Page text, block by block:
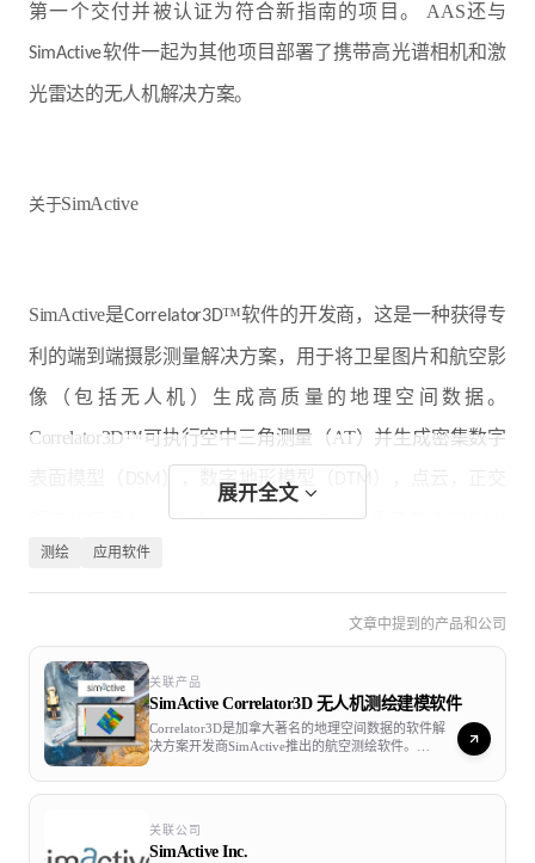
第一个交付并被认证为符合新指南的项目。 AAS还与
SimActive软件一起为其他项目部署了携带高光谱相机和激
光雷达的无人机解决方案。
关于SimActive
SimActive是Correlator3D™软件的开发商，这是一种获得专
利的端到端摄影测量解决方案，用于将卫星图片和航空影
像（包括无人机）生成高质量的地理空间数据。
Correlator3D™可执行空中三角测量（AT）并生成密集数字
），数字地形模型（
特征。Correlator3D™采用了先进的GPU
技术和多核CPU
和政府机构销售Correlator3D™，提供先进的摄影测量软
件。
展开全文
测绘 应用软件
文章中提到的产品和公司
关联产品
SimActive Correlator3D 无人机测绘建模软件
Correlator3D是加拿大著名的地理空间数据的软件解
决方案开发商SimActive推出的航空测绘软件。
和数字地形模型（DTM）、正射影像的创建和3D变
用户也可以轻松快速生成自己需要的的地理空间产品
数据。
关联公司
SimActive Inc.